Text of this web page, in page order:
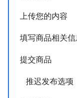
上传您的内容
填写商品相关
提交商品
推迟发布选项